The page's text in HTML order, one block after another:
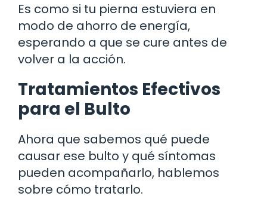
Es como si tu pierna estuviera en
modo de ahorro de energía,
esperando a que se cure antes de
volver a la acción.
Tratamientos Efectivos
para el Bulto
Ahora que sabemos qué puede
causar ese bulto y qué síntomas
pueden acompañarlo, hablemos
sobre cómo tratarlo.